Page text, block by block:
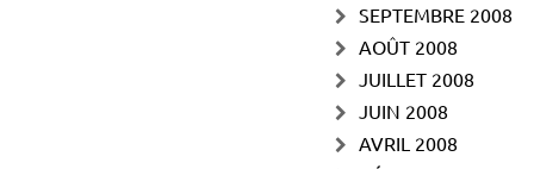
SEPTEMBRE 2008
AOÛT 2008
JUILLET 2008
JUIN 2008
AVRIL 2008